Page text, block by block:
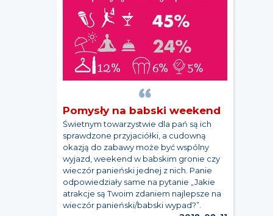
Pomysły na babski weekend
Świetnym towarzystwie dla pań są ich
sprawdzone przyjaciółki, a cudowną
okazją do zabawy może być wspólny
wyjazd, weekend w babskim gronie czy
wieczór panieński jednej z nich. Panie
odpowiedziały same na pytanie „Jakie
atrakcje są Twoim zdaniem najlepsze na
wieczór panieński/babski wypad?”.